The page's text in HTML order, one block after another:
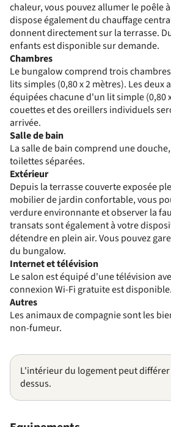
chaleur, vous pouvez allumer le poêle
dispose également du chauffage
donnent directement sur la terrasse.
enfants est disponible sur demande.
Chambres
Le bungalow comprend trois
lits simples (0,80 x 2 mètres). Les deux
équipées chacune d'un lit simple (0,80
couettes et des oreillers individuels
arrivée.
Salle de bain
La salle de bain comprend une
toilettes séparées.
Extérieur
Depuis la terrasse couverte exposée
mobilier de jardin confortable, vous
verdure environnante et observer la
transats sont également à votre
détendre en plein air. Vous pouvez
du bungalow.
Internet et télévision
Le salon est équipé d'une télévision
connexion Wi-Fi gratuite est disponible.
Autres
Les animaux de compagnie sont les
non-fumeur.
L'intérieur du logement peut
dessus.